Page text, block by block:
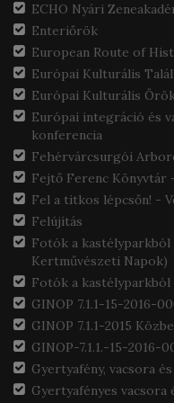
ECHO Nyári
Enteriőrök
European Route of
Európai Kulturális
Európai Kulturális
Európai integráció és
konferencia
Fehérvárcsurgói
Fejtő Ferenc Könyvtár
Fel a titkos lépcsőn! -
Felújítás
Fotók a kastélyparkból
Kertművészeti Napok)
Fotók a kastélyparkból
GINOP 7.1.1-15-2016-
GINOP 7.1.1-2015
GINOP-7.1.1.-15-2016-
Gyertyafény, vacsora
Gyertyafényes vacsora